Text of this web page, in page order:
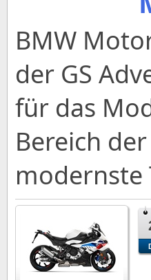
BMW
der GS
für das
Bereich
modernste